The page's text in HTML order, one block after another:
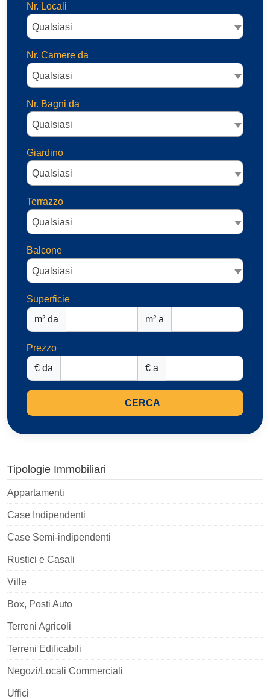
Nr. Locali
Qualsiasi
Nr. Camere da
Qualsiasi
Nr. Bagni da
Qualsiasi
Giardino
Qualsiasi
Terrazzo
Qualsiasi
Balcone
Qualsiasi
Superficie
m² da
m² a
Prezzo
€ da
€ a
CERCA
Tipologie Immobiliari
Appartamenti
Case Indipendenti
Case Semi-indipendenti
Rustici e Casali
Ville
Box, Posti Auto
Terreni Agricoli
Terreni Edificabili
Negozi/Locali Commerciali
Uffici